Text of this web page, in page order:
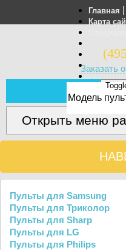
Главная
Карта
Заказать
Открыть меню
Пульты для Samsung
Пульты для Триколор
Пульты для Sharp
Пульты для LG
Пульты для Philips